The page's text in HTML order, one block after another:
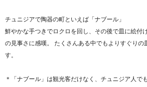
チュニジアで陶器の町といえば「ナブール」
鮮やかな手つきでロクロを回し、その後で皿に絵付
の見事さに感嘆。 たくさんある中でもよりすぐりの
す。
＊「ナブール」は観光客だけなく、チュニジア人で